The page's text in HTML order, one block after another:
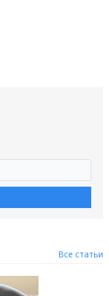
Все статьи